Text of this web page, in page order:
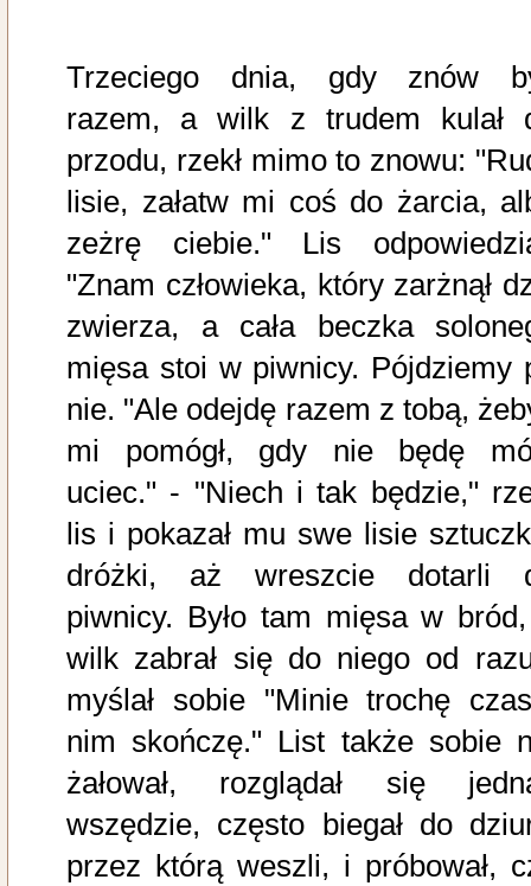
Trzeciego dnia, gdy znów
razem, a wilk z trudem kulał
przodu, rzekł mimo to znowu:
lisie, załatw mi coś do żarcia,
zeżrę ciebie." Lis
"Znam człowieka, który zarżnął
zwierza, a cała beczka
mięsa stoi w piwnicy. Pójdziemy
nie. "Ale odejdę razem z tobą,
mi pomógł, gdy nie będę
uciec." - "Niech i tak będzie,"
lis i pokazał mu swe lisie
dróżki, aż wreszcie dotarli
piwnicy. Było tam mięsa w
wilk zabrał się do niego od
myślał sobie "Minie trochę
nim skończę." List także sobie
żałował, rozglądał się
wszędzie, często biegał do
przez którą weszli, i próbował,